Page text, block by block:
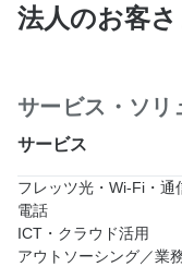
法人のお客
サービス・ソリ
サービス
フレッツ光・Wi-Fi・通
電話
ICT・クラウド活用
アウトソーシング／業